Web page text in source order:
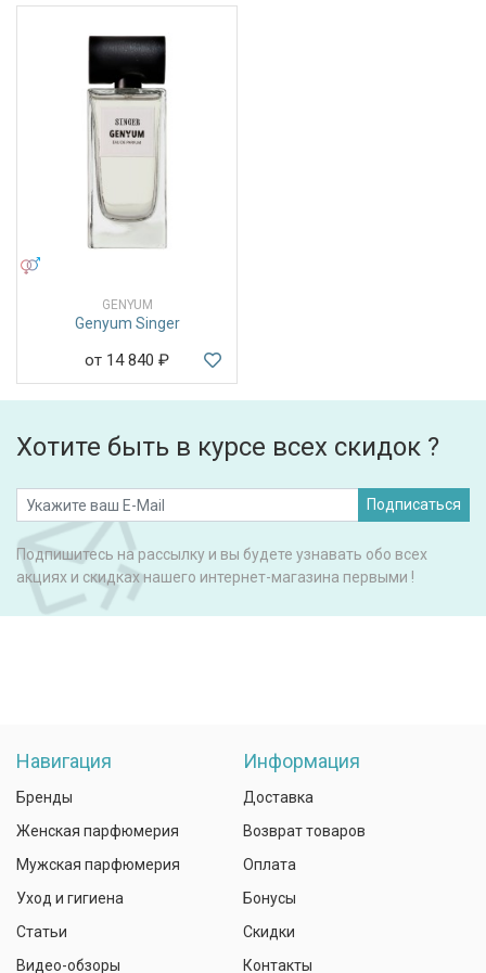
GENYUM
Genyum Singer
от 14 840 ₽
Хотите быть в курсе всех скидок ?
Подписаться
Подпишитесь на рассылку и вы будете узнавать обо всех
акциях и скидках нашего интернет-магазина первыми !
Навигация
Бренды
Женская парфюмерия
Мужская парфюмерия
Уход и гигиена
Статьи
Видео-обзоры
Информация
Доставка
Возврат товаров
Оплата
Бонусы
Скидки
Контакты